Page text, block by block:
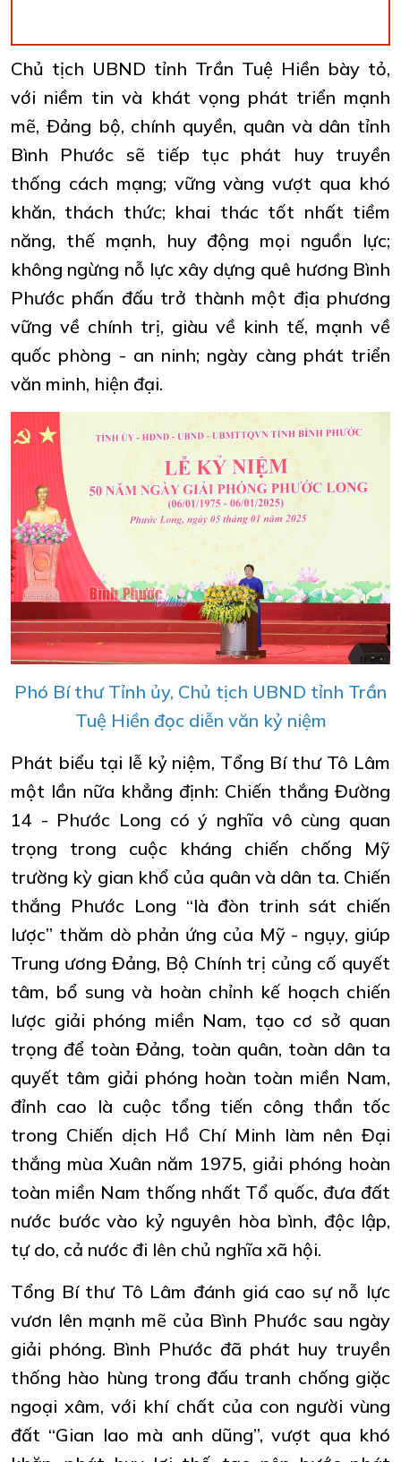
Chủ tịch UBND tỉnh Trần Tuệ Hiền bày tỏ,
với niềm tin và khát vọng phát triển mạnh
mẽ, Ðảng bộ, chính quyền, quân và dân tỉnh
Bình Phước sẽ tiếp tục phát huy truyền
thống cách mạng; vững vàng vượt qua khó
khăn, thách thức; khai thác tốt nhất tiềm
năng, thế mạnh, huy động mọi nguồn lực;
không ngừng nỗ lực xây dựng quê hương Bình
Phước phấn đấu trở thành một địa phương
vững về chính trị, giàu về kinh tế, mạnh về
quốc phòng - an ninh; ngày càng phát triển
văn minh, hiện đại.
Phó Bí thư Tỉnh ủy, Chủ tịch UBND tỉnh Trần
Tuệ Hiền đọc diễn văn kỷ niệm
Phát biểu tại lễ kỷ niệm, Tổng Bí thư Tô Lâm
một lần nữa khẳng định: Chiến thắng Đường
14 - Phước Long có ý nghĩa vô cùng quan
trọng trong cuộc kháng chiến chống Mỹ
trường kỳ gian khổ của quân và dân ta. Chiến
thắng Phước Long “là đòn trinh sát chiến
lược” thăm dò phản ứng của Mỹ - ngụy, giúp
Trung ương Đảng, Bộ Chính trị củng cố quyết
tâm, bổ sung và hoàn chỉnh kế hoạch chiến
lược giải phóng miền Nam, tạo cơ sở quan
trọng để toàn Đảng, toàn quân, toàn dân ta
quyết tâm giải phóng hoàn toàn miền Nam,
đỉnh cao là cuộc tổng tiến công thần tốc
trong Chiến dịch Hồ Chí Minh làm nên Đại
thắng mùa Xuân năm 1975, giải phóng hoàn
toàn miền Nam thống nhất Tổ quốc, đưa đất
nước bước vào kỷ nguyên hòa bình, độc lập,
tự do, cả nước đi lên chủ nghĩa xã hội.
Tổng Bí thư Tô Lâm đánh giá cao sự nỗ lực
vươn lên mạnh mẽ của Bình Phước sau ngày
giải phóng. Bình Phước đã phát huy truyền
thống hào hùng trong đấu tranh chống giặc
ngoại xâm, với khí chất của con người vùng
đất “Gian lao mà anh dũng”, vượt qua khó